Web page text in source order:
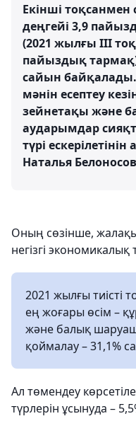
Екінші
деңгейі 3,9
(2021 жылғы ІІІ
пайыздық
сайын
мәнін есептеу
зейнетақы және
аударымдар
түрі
Наталья
Оның сөзінше,
негізгі
2021 жылғы тиісті
ең жоғары өсім –
және балық
қоймалау – 31,1%
Ал төмендеу
түрлерін ұсынуда –